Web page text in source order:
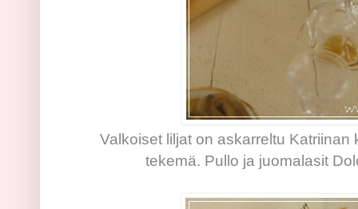
Valkoiset liljat on askarreltu
tekemä. Pullo ja juomalasit